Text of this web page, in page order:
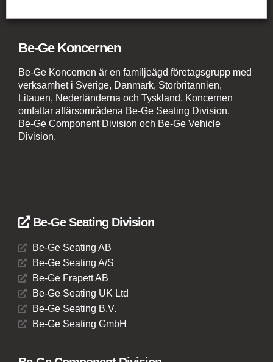
Be-Ge Koncernen
Be-Ge Koncernen är en familjeägd företagsgrupp med
verksamhet i Sverige, Danmark, Storbritannien,
Litauen, Nederländerna och Tyskland. Koncernen
omfattar affärsområdena Be-Ge Seating Division,
Be-Ge Component Division och Be-Ge Vehicle
Division.
Be-Ge Seating Division
Be-Ge Seating AB
Be-Ge Seating A/S
Be-Ge Frapett AB
Be-Ge Seating UK Ltd
Be-Ge Seating B.V.
Be-Ge Seating GmbH